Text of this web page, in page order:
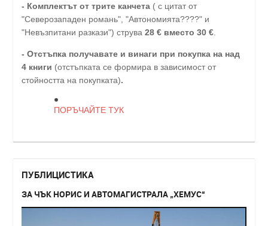
- Комплектът от трите канчета ( с цитат от
"Северозападен романь", "Автономията????" и
"Невъзпитани разкази") струва 28 € вместо 30 €
- Отстъпка получавате и винаги при покупка на над
4 книги (отстъпката се формира в зависимост от
стойността на покупката).
ПОРЪЧАЙТЕ ТУК
ПУБЛИЦИСТИКА
ЗА ЧЪК НОРИС И АВТОМАГИСТРАЛА „ХЕМУС“